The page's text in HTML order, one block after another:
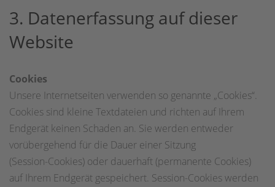
3. Datenerfassung auf dieser
Website
Cookies
Unsere Internetseiten verwenden so genannte „Cookies“.
Cookies sind kleine Textdateien und richten auf Ihrem
Endgerät keinen Schaden an. Sie werden entweder
vorübergehend für die Dauer einer Sitzung
(Session-Cookies) oder dauerhaft (permanente Cookies)
auf Ihrem Endgerät gespeichert. Session-Cookies werden